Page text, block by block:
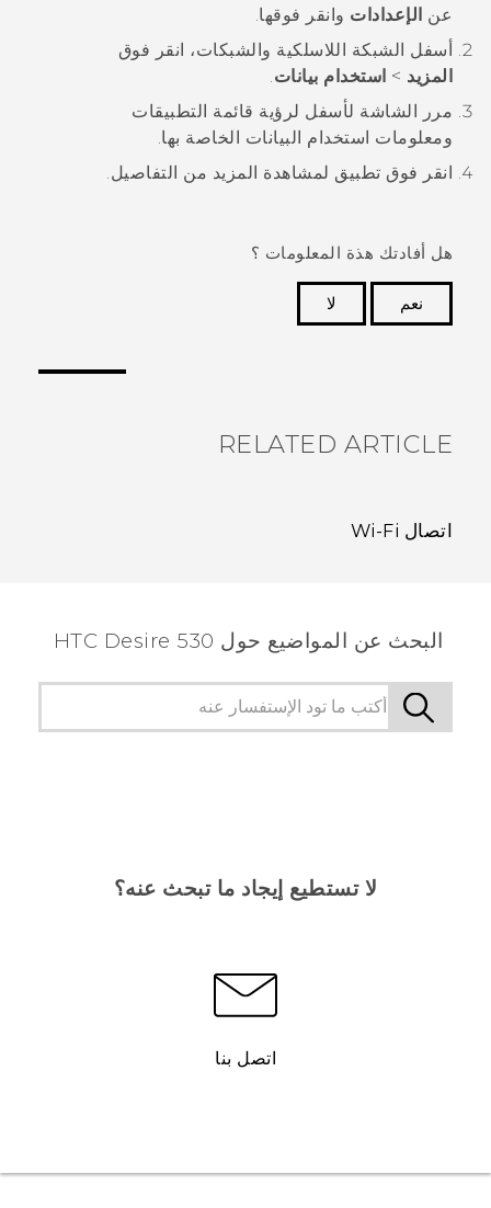
عن الإعدادات وانقر فوقها.
أسفل الشبكة اللاسلكية والشبكات، انقر فوق
المزيد > استخدام بيانات.
مرر الشاشة لأسفل لرؤية قائمة التطبيقات
ومعلومات استخدام البيانات الخاصة بها.
انقر فوق تطبيق لمشاهدة المزيد من التفاصيل.
هل أفادتك هذة المعلومات ؟
نعم
لا
RELATED ARTICLE
اتصال Wi‍-Fi
البحث عن المواضيع حول HTC Desire 530
لا تستطيع إيجاد ما تبحث عنه؟
اتصل بنا